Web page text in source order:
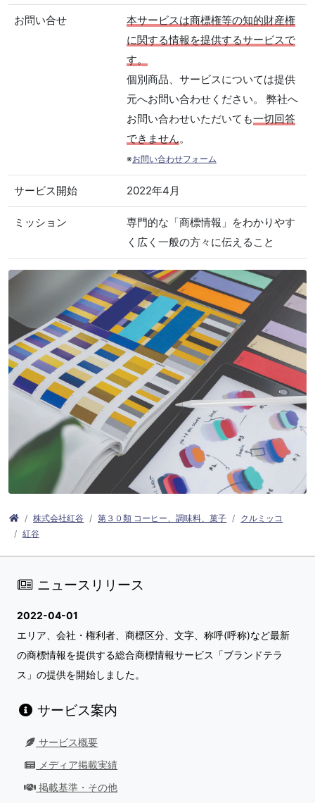
お問い合せ
本サービスは商標権等の知的財産権
に関する情報を提供するサービスで
す。
個別商品、サービスについては提供
元へお問い合わせください。 弊社へ
お問い合わせいただいても一切回答
できません。
※お問い合わせフォーム
サービス開始 2022年4月
ミッション
専門的な「商標情報」をわかりやす
く広く一般の方々に伝えること
株式会社紅谷 第３０類 コーヒー、調味料、菓子
クルミッコ
紅谷
ニュースリリース
2022-04-01
エリア、会社・権利者、商標区分、文字、称呼(呼称)など最新
の商標情報を提供する総合商標情報サービス「ブランドテラ
ス」の提供を開始しました。
サービス案内
サービス概要
メディア掲載実績
掲載基準・その他